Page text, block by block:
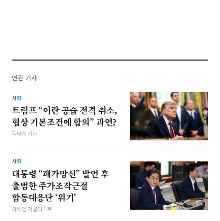
연관 기사
사회
트럼프 “이란 공습 전격 취소,
협상 기본조건에 합의” 과연?
김남희 기자
사회
대통령 “패가망신” 발언 후
출범한 주가조작근절
합동대응단 ‘위기’
차해인 저널리스트